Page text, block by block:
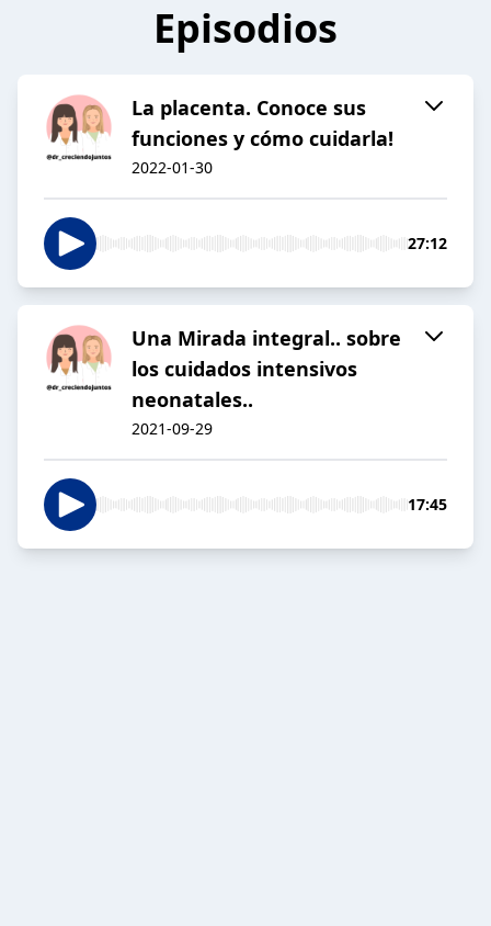
Episodios
La placenta. Conoce sus
funciones y cómo cuidarla!
2022-01-30
27:12
Una Mirada integral.. sobre
los cuidados intensivos
neonatales..
2021-09-29
17:45